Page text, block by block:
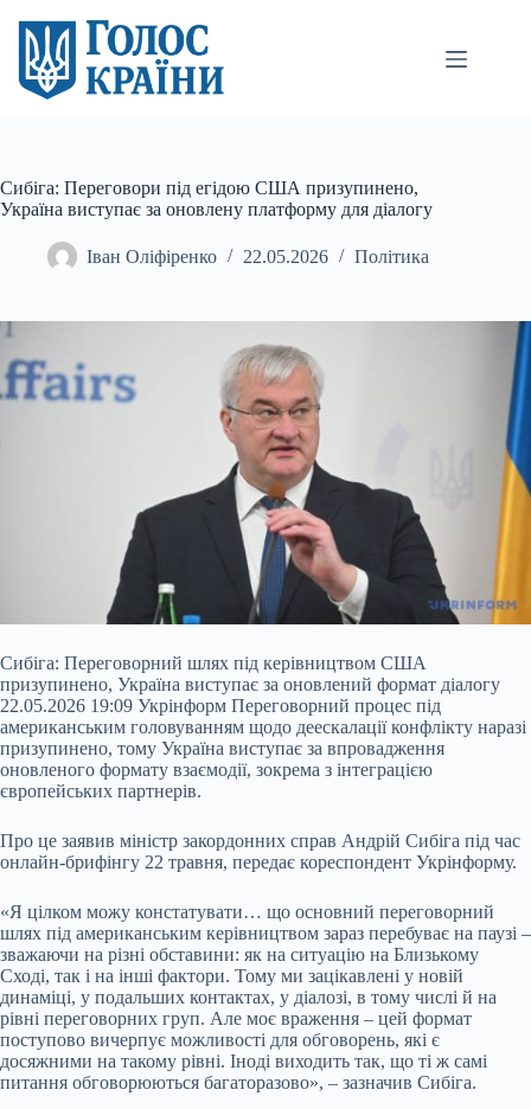
вмісту
Сибіга: Переговори під егідою США призупинено,
Україна виступає за оновлену платформу для діалогу
Іван Оліфіренко 22.05.2026 Політика
Сибіга: Переговорний шлях під керівництвом США
призупинено, Україна виступає за оновлений формат діалогу
22.05.2026 19:09 Укрінформ Переговорний процес під
американським головуванням щодо деескалації конфлікту наразі
призупинено, тому Україна виступає за впровадження
оновленого формату взаємодії, зокрема з інтеграцією
європейських партнерів.
Про це заявив міністр закордонних справ Андрій Сибіга під час
онлайн-брифінгу 22 травня, передає кореспондент Укрінформу.
«Я цілком можу констатувати… що основний переговорний
шлях під американським керівництвом зараз перебуває на паузі –
зважаючи на різні обставини: як на ситуацію на Близькому
Сході, так і на інші фактори. Тому ми зацікавлені у новій
динаміці, у подальших контактах, у діалозі, в тому числі й на
рівні переговорних груп. Але моє враження – цей формат
поступово вичерпує можливості для обговорень, які є
досяжними на такому рівні. Іноді виходить так, що ті ж самі
питання обговорюються багаторазово», – зазначив Сибіга.